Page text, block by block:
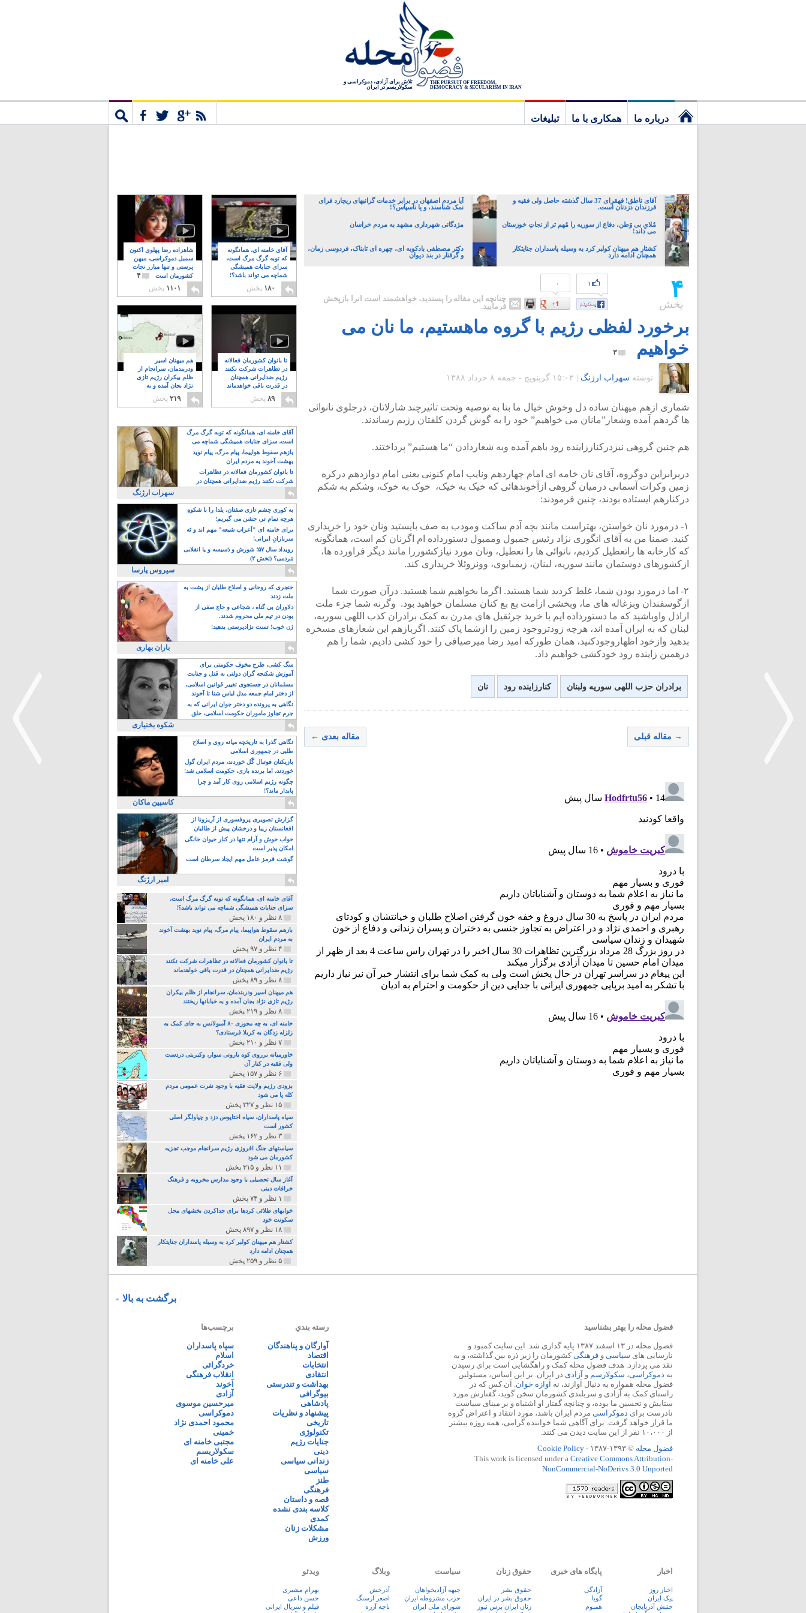
THE PURSUIT OF FREEDOM,
DEMOCRACY & SECULARISM IN IRAN
تلاش برای آزادی، دموکراسی و
سکولاریسم در ایران
درباره ما همکاری با ما
تبلیغات
آقای ناطق! قهقرای 37 سال گذشته حاصل ولی فقیه و
فرزندان دزدتان است.
آیا مردم اصفهان در برابر خدمات گرانبهای ریچارد فرای
نمک شناسند، و یا ناسپاس؟!
مُلایِ بی وَطن، دفاع از سوریه را مُهم تر از نجاتِ خوزستان
می داند!
مژدگانی شهرداری مشهد به مردم خراسان
کشتار هم میهنان کولبر کرد به وسیله پاسداران جنایتکار
همچنان ادامه دارد
دکتر مصطفی بادکوبه ای، چهره ای تابناک، فردوسی زمان،
و گرفتار در بند دیوان
۴
پخش
۰ ۱
چنانچه این مقاله را پسندید، خواهشمند است آنرا بازپخش
فرمایید.
برخورد لفظی رژیم با گروه ماهستیم، ما نان می
خواهیم
۳
نوشته سهراب ارژنگ ۱۵:۰۲ گرينويچ - جمعه ۸ خرداد ۱۳۸۸
شماری ازهم میهنان ساده دل وخوش خیال ما بنا به توصیه وتحت تاثیرچند شارلاتان، درجلوی نانوائی
ها گردهم آمده وشعار”مانان می خواهیم” خود را به گوش گردن کلفتان رژیم رساندند.
هم چنین گروهی نیزدرکنارزاینده رود باهم آمده وبه شعاردادن “ما هستیم” پرداختند.
دربرابراین دوگروه، آقای نان خامه ای امام چهاردهم ونایب امام کنونی یعنی امام دوازدهم درکره
زمین وکرات آسمانی درمیان گروهی ازآخوندهائی که خیک به خیک، خوک به خوک، وشکم به شکم
درکنارهم ایستاده بودند، چنین فرمودند:
١- درمورد نان خواستن، بهتراست مانند بچه آدم ساکت ومودب به صف بایستید ونان خود را خریداری
کنید. ضمنا من به آقای انگوری نژاد رئیس جمبول وممبول دستورداده ام اگرنان کم است، همانگونه
که کارخانه ها راتعطیل کردیم، نانوائی ها را تعطیل، ونان مورد نیازکشوررا مانند دیگر فراورده ها،
ازکشورهای دوستمان مانند سوریه، لبنان، زیمبابوی، وونزوئلا خریداری کند.
٢- اما درمورد بودن شما، غلط کردید شما هستید. اگرما بخواهیم شما هستید. درآن صورت شما
ازگوسفندان وبزغاله های ما، وبخشی ازامت بع بع کنان مسلمان خواهید بود. وگرنه شما جزء ملت
اراذل واوباشید که ما دستورداده ایم با خرید جرثقیل های مدرن به کمک برادران کذب اللهی سوریه،
لبنان که به ایران آمده اند، هرچه زودتروجود زمین را ازشما پاک کنند. اگربازهم این شعارهای مسخره
بدهید وازخود اظهاروجودکنید، همان طورکه امید رضا میرصیافی را خود کشی دادیم، شما را هم
درهمین زاینده رود خودکشی خواهیم داد.
برادران حزب اللهی سوریه ولبنان کنارزاینده رود نان
→ مقاله قبلی مقاله بعدی ←
شاهزاده رضا پهلوی اکنون
سمبل دموکراسی، میهن
پرستی و تنها مبارز نجات
کشورمان است
۴
۱۱۰۱ پخش
آقای خامنه ای، همانگونه
که توبه گرگ مرگ است،
سزای جنایات همیشگی
شماچه می تواند باشد؟!
۸
۱۸۰ پخش
هم میهنان اسیر
ودربندمان، سرانجام از
ظلم بیکران رژیم تازی
نژاد بجان آمده و به
۲۱۹ پخش
تا بانوان کشورمان فعالانه
در تظاهرات شرکت نکنند
رژیم ضدایرانی همچنان
در قدرت باقی خواهدماند
۸
۸۹ پخش
آقای خامنه ای، همانگونه که توبه گرگ مرگ
است، سزای جنایات همیشگی شماچه می
تواند باشد؟!
بازهم سقوط هواپیما، پیام مرگ، پیام نوید
بهشت آخوند به مردم ایران
تا بانوان کشورمان فعالانه در تظاهرات
شرکت نکنند رژیم ضدایرانی همچنان در
قدرت باقی خواهدماند
سهراب ارژنگ
به کوری چشم تازی صفتان، یلدا را با شکوهِ
هرچه تمام تر، جشن می گیریم!
برای خامنه ای "اَعراب شیعه" مهم اند و نَه
سربازانِ ایرانی!
رویداد سال ۵۷؛ شورش و دَسیسه و یا انقلابی
مَردمی؟ (بَخش ۲)
سیروس پارسا
خنجری که روحانی و اصلاح طلبان از پشت به
ملت زدند
دلاوران بی گناه ، شجاعی و حاج صفی از
بودن در تیم ملی محروم شدند.
ژن خوب! تست نژادپرستی بدهید!
باران بهاری
سگ کشی، طرح مخوف حکومتی برای
آموزش شکنجه گران دولتی به قتل و جنایت
بیشتر
مسلمانان در جستجوی تغییر قوانین اسلامی،
از دختر امام جمعه مدل لباس شنا تا آخوند
مسلمان همجنسگرا!
نگاهی به پرونده دو دختر جوان ایرانی که به
جرم تجاوز ماموران حکومت اسلامی، حلق
آویز شدند!
شکوه بختیاری
نگاهی گذرا به تاریخچه میانه روی و اصلاح
طلبی در جمهوری اسلامی
بازیکنان فوتبال گًل خوردند، مردم ایران گول
خوردند، اما برنده بازی، حکومت اسلامی شد!
چگونه رژیم اسلامی روی کار آمد و چرا
پایدار ماند؟!
کاسپین ماکان
گزارش تصویری پروفسوری از آریزونا از
افغانستان زیبا و درخشان پیش از طالبان
خواب خوش و آرام تنها در کنار حیوان خانگی
امکان پذیر است
گوشت قرمز عامل مهم ایجاد سرطان است
امیر ارژنگ
آقای خامنه ای، همانگونه که توبه گرگ مرگ است،
سزای جنایات همیشگی شماچه می تواند باشد؟!
۸ نظر و ۱۸۰ پخش
بازهم سقوط هواپیما، پیام مرگ، پیام نوید بهشت آخوند
به مردم ایران
۴ نظر و ۹۷ پخش
تا بانوان کشورمان فعالانه در تظاهرات شرکت نکنند
رژیم ضدایرانی همچنان در قدرت باقی خواهدماند
۸ نظر و ۸۹ پخش
هم میهنان اسیر ودربندمان، سرانجام از ظلم بیکران
رژیم تازی نژاد بجان آمده و به خبابانها ریختند
۸ نظر و ۲۱۹ پخش
خامنه ای، به چه مجوزی ۸۰ آمبولانس به جای کمک به
زلزله زدگان به کربلا فرستادی؟
۷ نظر و ۲۱۰ پخش
خاورمیانه برروی کوه باروتی سوار، وکبریتی دردست
ولی فقیه در کنار آن
۶ نظر و ۱۵۷ پخش
بزودی رژیم ولایت فقیه با وجود نفرت عمومی مردم
کله پا می شود
۱۵ نظر و ۳۲۷ پخش
سپاه پاسداران، سپاه اختاپوس دزد و چپاولگر اصلی
کشور است
۳ نظر و ۱۶۲ پخش
سیاستهای جنگ افروزی رژیم سرانجام موجب تجزیه
کشورمان می شود
۱۱ نظر و ۳۱۵ پخش
آغاز سال تحصیلی با وجود مدارس مخروبه و فرهنگ
خرافات دینی
۱ نظر و ۷۴ پخش
خوابهای طلائی کردها برای جداکردن بخشهای محل
سکونت خود
۱۸ نظر و ۸۹۷ پخش
کشتار هم میهنان کولبر کرد به وسیله پاسداران جنایتکار
همچنان ادامه دارد
۵ نظر و ۲۵۹ پخش
برگشت به بالا
فضول محله را بهتر بشناسید
فضول محله در ۱۳ اسفند ۱۳۸۷ پایه گذاری شد. این سایت کمبود و
نارسایی های سیاسی و فرهنگیکشورمان را زیر ذره بین گذاشته، و به
نقد می پردازد. هدف فضول محله کمک و راهگشایی است برای رسیدن
به دموکراسی، سکولارسم و آزادی در ایران. بر این اساس، مسئولین
فضول محله همواره به دنبال آوازند، نه آوازه خوان. آن کس که در
راستای کمک به آزادی و سربلندی کشورمان سخن گوید، گفتارش مورد
ستایش و تحسین ما بوده، و چنانچه گفتار او اشتباه و بر مبنای سیاست
نادرست برای دموکراسی مردم ایران باشد، مورد انتقاد و اعتراض گروه
ما قرار خواهد گرفت. برای آگاهی شما خواننده گرامی، همه روزه بیشتر
از ۱۰،۰۰۰ نفر از این سایت دیدن می کنند.
فضول محله © ۱۳۹۳-۱۳۸۷ -
Cookie Policy
This work is licensed under a Creative Commons Attribution-
NonCommercial-NoDerivs 3.0 Unported
رسته بندي
آوارگان و پناهندگان
اقتصاد
انتخابات
انتقادی
بهداشت و تندرستی
بیوگرافی
پادشاهی
پیشنهاد و نظریات
تاریخی
تکنولوژی
جنایات رژیم
دینی
زندانی سیاسی
سیاسی
طنز
فرهنگی
قصه و داستان
کلاسه بندی نشده
کمدی
مشکلات زنان
ورزش
برچسب‌ها
سپاه پاسداران
اسلام
خردگرائی
انقلاب فرهنگی
آخوند
آزادی
میرحسین موسوی
دموکراسی
محمود احمدی نژاد
خمینی
مجتبی خامنه ای
سکولاریسم
علی خامنه ای
اخبار
اخبار روز
پيک ايران
جنبش آذربایجان
پایگاه های خبری
آزادگی
گویا
همبوم
حقوق زنان
حقوق بشر
حقوق بشر در ایران
زنان ايران پرس نيوز
سیاست
جبهه آزادیخواهان
حزب مشروطه ایران
شورای ملی ایران
وبلاگ
آذرخش
اصغر ارسنگ
باچه آزره
ویدئو
بهرام مشیری
حسن داعی
فيلم و سريال ايرانی